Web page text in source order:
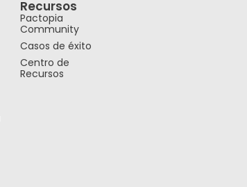
Recursos
Pactopia
Community
Casos de éxito
Centro de
Recursos